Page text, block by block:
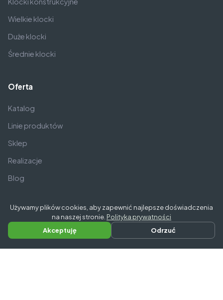
Wielkie klocki
Duże klocki
Średnie klocki
Oferta
Katalog
Linie produktów
Sklep
Realizacje
Blog
Zakupy
Dostawa i płatności
Regulamin
Napisz do nas Zadzwoń
Używamy plików cookies, aby zapewnić najlepsze doświadczenia
na naszej stronie. Polityka prywatności
Akceptuję
Odrzuć